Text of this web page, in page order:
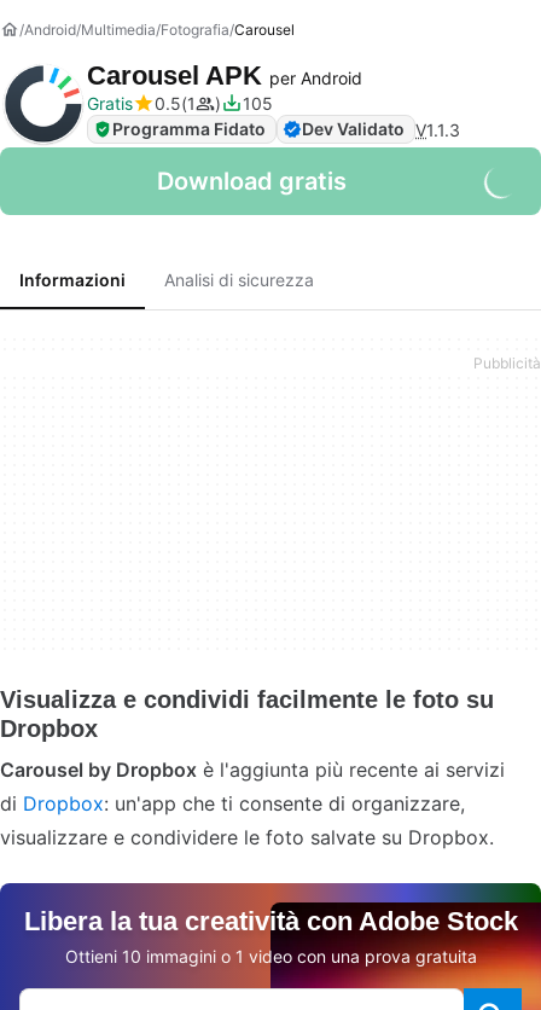
Android Multimedia Fotografia Carousel
Carousel APK per Android
Gratis
0.5 1
105
Programma Fidato
Dev Validato V1.1.3
Download gratis
Informazioni Analisi di sicurezza
Visualizza e condividi facilmente le foto su
Dropbox
Carousel by Dropbox è l'aggiunta più recente ai servizi
di Dropbox: un'app che ti consente di organizzare,
visualizzare e condividere le foto salvate su Dropbox.
Libera la tua creatività con Adobe Stock
Ottieni 10 immagini o 1 video con una prova gratuita
Cerca sul sito Adobe.com